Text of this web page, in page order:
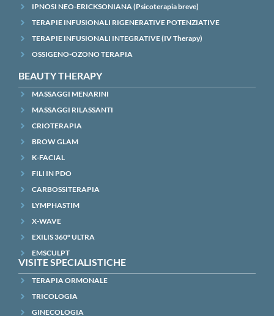
IPNOSI NEO-ERICKSONIANA (Psicoterapia breve)
TERAPIE INFUSIONALI RIGENERATIVE POTENZIATIVE
TERAPIE INFUSIONALI INTEGRATIVE (IV Therapy)
OSSIGENO-OZONO TERAPIA
BEAUTY THERAPY
MASSAGGI MENARINI
MASSAGGI RILASSANTI
CRIOTERAPIA
BROW GLAM
K-FACIAL
FILI IN PDO
CARBOSSITERAPIA
LYMPHASTIM
X-WAVE
EXILIS 360° ULTRA
EMSCULPT
VISITE SPECIALISTICHE
TERAPIA ORMONALE
TRICOLOGIA
GINECOLOGIA